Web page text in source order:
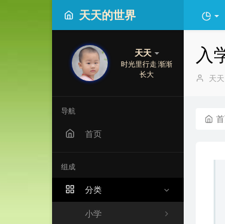
天天的世界
天天
时光里行走 渐渐
长大
导航
首页
组成
分类
小学
入
博
天天